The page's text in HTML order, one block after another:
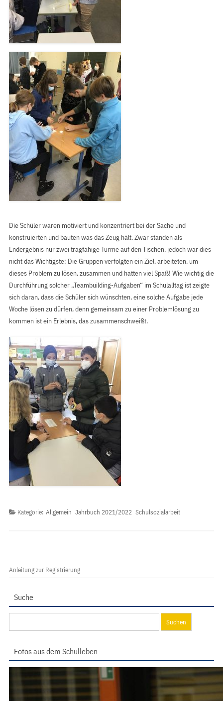
Die Schüler waren motiviert und konzentriert bei der Sache und
konstruierten und bauten was das Zeug hält. Zwar standen als
Endergebnis nur zwei tragfähige Türme auf den Tischen, jedoch war dies
nicht das Wichtigste: Die Gruppen verfolgten ein Ziel, arbeiteten, um
dieses Problem zu lösen, zusammen und hatten viel Spaß! Wie wichtig die
Durchführung solcher „Teambuilding-Aufgaben“ im Schulalltag ist zeigte
sich daran, dass die Schüler sich wünschten, eine solche Aufgabe jede
Woche lösen zu dürfen, denn gemeinsam zu einer Problemlösung zu
kommen ist ein Erlebnis, das zusammenschweißt.
Kategorie: Allgemein Jahrbuch 2021/2022 Schulsozialarbeit
Anleitung zur Registrierung
Suche
nach:
Fotos aus dem Schulleben